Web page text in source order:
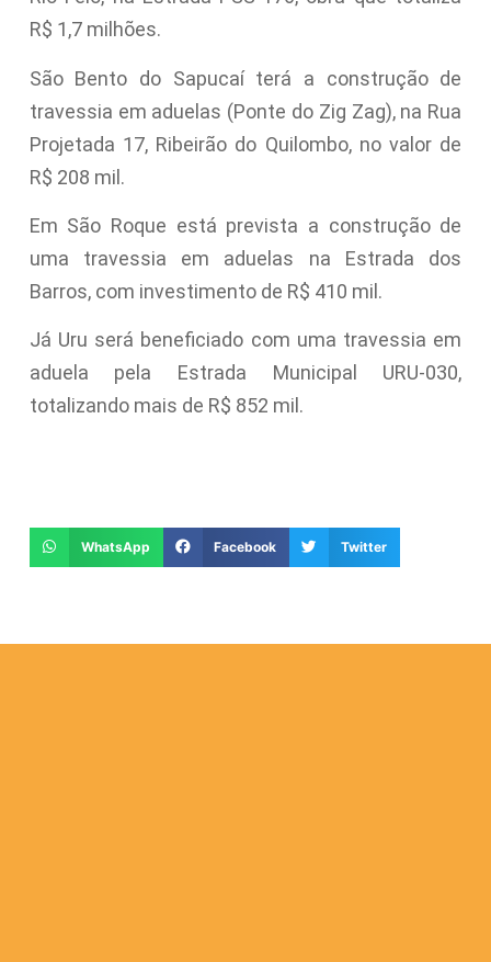
R$ 1,7 milhões.
São Bento do Sapucaí terá a construção de
travessia em aduelas (Ponte do Zig Zag), na Rua
Projetada 17, Ribeirão do Quilombo, no valor de
R$ 208 mil.
Em São Roque está prevista a construção de
uma travessia em aduelas na Estrada dos
Barros, com investimento de R$ 410 mil.
Já Uru será beneficiado com uma travessia em
aduela pela Estrada Municipal URU-030,
totalizando mais de R$ 852 mil.
WhatsApp Facebook Twitter